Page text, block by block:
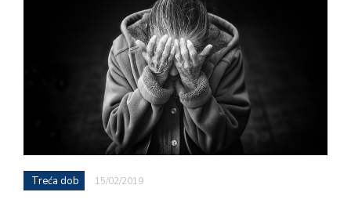
Treća dob 15/02/2019